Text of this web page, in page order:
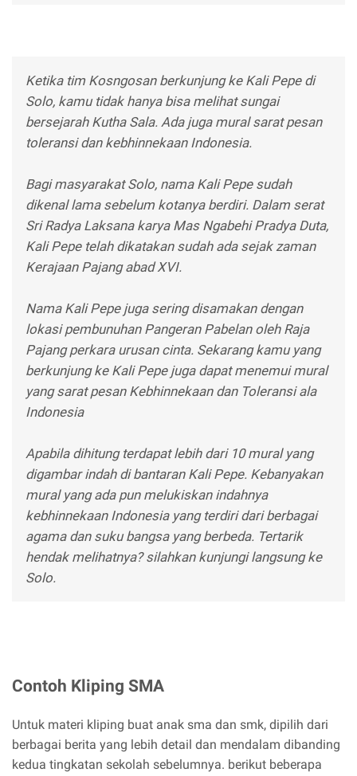
Ketika tim Kosngosan berkunjung ke Kali Pepe di
Solo, kamu tidak hanya bisa melihat sungai
bersejarah Kutha Sala. Ada juga mural sarat pesan
toleransi dan kebhinnekaan Indonesia.
Bagi masyarakat Solo, nama Kali Pepe sudah
dikenal lama sebelum kotanya berdiri. Dalam serat
Sri Radya Laksana karya Mas Ngabehi Pradya Duta,
Kali Pepe telah dikatakan sudah ada sejak zaman
Kerajaan Pajang abad XVI.
Nama Kali Pepe juga sering disamakan dengan
lokasi pembunuhan Pangeran Pabelan oleh Raja
Pajang perkara urusan cinta. Sekarang kamu yang
berkunjung ke Kali Pepe juga dapat menemui mural
yang sarat pesan Kebhinnekaan dan Toleransi ala
Indonesia
Apabila dihitung terdapat lebih dari 10 mural yang
digambar indah di bantaran Kali Pepe. Kebanyakan
mural yang ada pun melukiskan indahnya
kebhinnekaan Indonesia yang terdiri dari berbagai
agama dan suku bangsa yang berbeda. Tertarik
hendak melihatnya? silahkan kunjungi langsung ke
Solo.
Contoh Kliping SMA
Untuk materi kliping buat anak sma dan smk, dipilih dari
berbagai berita yang lebih detail dan mendalam dibanding
kedua tingkatan sekolah sebelumnya. berikut beberapa